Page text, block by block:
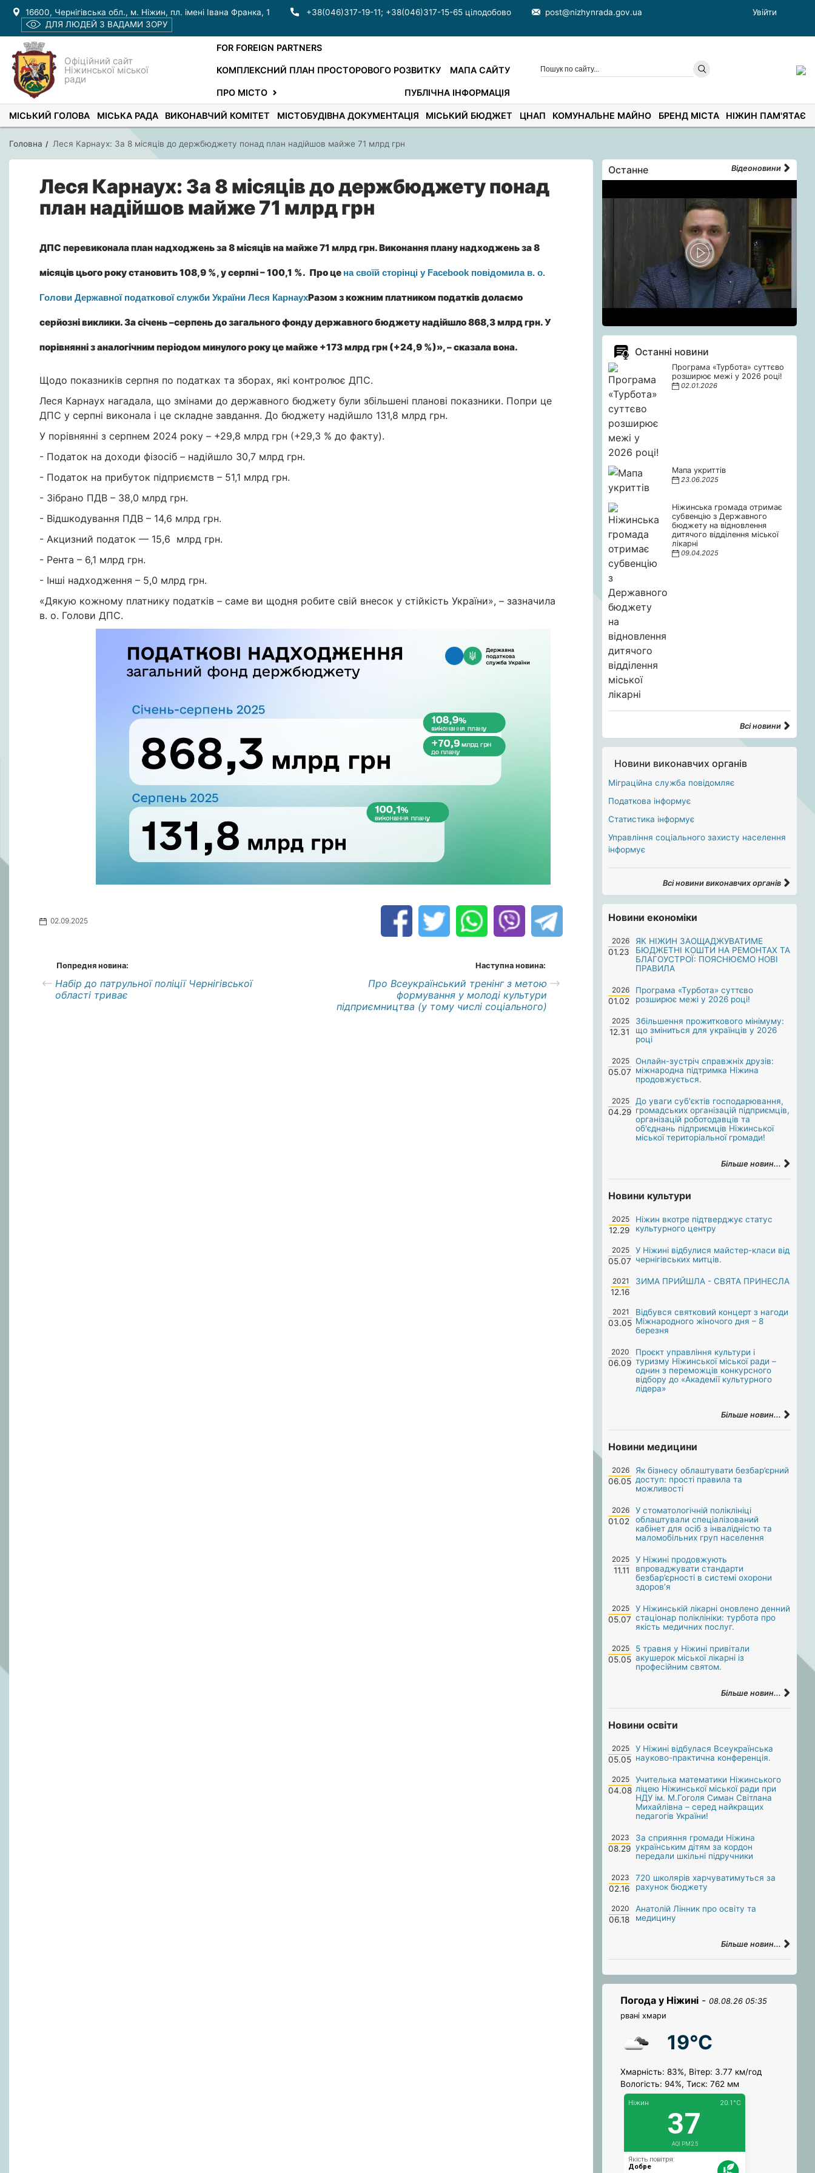
16600, Чернігівська обл., м. Ніжин, пл. імені Івана Франка, 1 +38(046)317-19-11; +38(046)317-15-65 цілодобово post@nizhynrada.gov.ua
Увійти
ДЛЯ ЛЮДЕЙ З ВАДАМИ ЗОРУ
Офіційний сайт
Ніжинської міської
ради
FOR FOREIGN PARTNERS
КОМПЛЕКСНИЙ ПЛАН ПРОСТОРОВОГО РОЗВИТКУ МАПА САЙТУ
ПРО МІСТО ПУБЛІЧНА ІНФОРМАЦІЯ
МІСЬКИЙ ГОЛОВА МІСЬКА РАДА ВИКОНАВЧИЙ КОМІТЕТ МІСТОБУДІВНА ДОКУМЕНТАЦІЯ МІСЬКИЙ БЮДЖЕТ ЦНАП КОМУНАЛЬНЕ МАЙНО БРЕНД МІСТА НІЖИН ПАМ'ЯТАЄ
Головна Леся Карнаух: За 8 місяців до держбюджету понад план надійшов майже 71 млрд грн
Леся Карнаух: За 8 місяців до держбюджету понад
план надійшов майже 71 млрд грн
ДПС перевиконала план надходжень за 8 місяців на майже 71 млрд грн. Виконання плану надходжень за 8
місяців цього року становить 108,9 %, у серпні – 100,1 %. Про це на своїй сторінці у Facebook повідомила в. о.
Голови Державної податкової служби України Леся КарнаухРазом з кожним платником податків долаємо
серйозні виклики. За січень –серпень до загального фонду державного бюджету надійшло 868,3 млрд грн. У
порівнянні з аналогічним періодом минулого року це майже +173 млрд грн (+24,9 %)», – сказала вона.
Щодо показників серпня по податках та зборах, які контролює ДПС.
Леся Карнаух нагадала, що змінами до державного бюджету були збільшені планові показники. Попри це
ДПС у серпні виконала і це складне завдання. До бюджету надійшло 131,8 млрд грн.
У порівнянні з серпнем 2024 року – +29,8 млрд грн (+29,3 % до факту).
- Податок на доходи фізосіб – надійшло 30,7 млрд грн.
- Податок на прибуток підприємств – 51,1 млрд грн.
- Зібрано ПДВ – 38,0 млрд грн.
- Відшкодування ПДВ – 14,6 млрд грн.
- Акцизний податок — 15,6 млрд грн.
- Рента – 6,1 млрд грн.
- Інші надходження – 5,0 млрд грн.
«Дякую кожному платнику податків – саме ви щодня робите свій внесок у стійкість України», – зазначила
в. о. Голови ДПС.
02.09.2025
Попредня новина:
Набір до патрульної поліції Чернігівської
області триває
Наступна новина:
Про Всеукраїнський тренінг з метою
формування у молоді культури
підприємництва (у тому числі соціального)
Останне Відеоновини
Останні новини
Програма «Турбота» суттєво
розширює межі у 2026 році!
02.01.2026
Мапа укриттів
23.06.2025
Ніжинська громада отримає
субвенцію з Державного
бюджету на відновлення
дитячого відділення міської
лікарні
09.04.2025
Всі новини
Новини виконавчих органів
Міграційна служба повідомляє
Податкова інформує
Статистика інформує
Управління соціального захисту населення
інформує
Всі новини виконавчих органів
Новини економіки
2026
01.23
ЯК НІЖИН ЗАОЩАДЖУВАТИМЕ
БЮДЖЕТНІ КОШТИ НА РЕМОНТАХ ТА
БЛАГОУСТРОЇ: ПОЯСНЮЄМО НОВІ
ПРАВИЛА
2026
01.02
Програма «Турбота» суттєво
розширює межі у 2026 році!
2025
12.31
Збільшення прожиткового мінімуму:
що зміниться для українців у 2026
році
2025
05.07
Онлайн-зустріч справжніх друзів:
міжнародна підтримка Ніжина
продовжується.
2025
04.29
До уваги суб'єктів господарювання,
громадських організацій підприємців,
організацій роботодавців та
об'єднань підприємців Ніжинської
міської територіальної громади!
Більше новин...
Новини культури
2025
12.29
Ніжин вкотре підтверджує статус
культурного центру
2025
05.07
У Ніжині відбулися майстер-класи від
чернігівських митців.
2021
12.16
ЗИМА ПРИЙШЛА - СВЯТА ПРИНЕСЛА
2021
03.05
Відбувся святковий концерт з нагоди
Міжнародного жіночого дня – 8
березня
2020
06.09
Проєкт управління культури і
туризму Ніжинської міської ради –
однин з переможців конкурсного
відбору до «Академії культурного
лідера»
Більше новин...
Новини медицини
2026
06.05
Як бізнесу облаштувати безбар’єрний
доступ: прості правила та
можливості
2026
01.02
У стоматологічній поліклініці
облаштували спеціалізований
кабінет для осіб з інвалідністю та
маломобільних груп населення
2025
11.11
У Ніжині продовжують
впроваджувати стандарти
безбар’єрності в системі охорони
здоров’я
2025
05.07
У Ніжинській лікарні оновлено денний
стаціонар поліклініки: турбота про
якість медичних послуг.
2025
05.05
5 травня у Ніжині привітали
акушерок міської лікарні із
професійним святом.
Більше новин...
Новини освіти
2025
05.05
У Ніжині відбулася Всеукраїнська
науково-практична конференція.
2025
04.08
Учителька математики Ніжинського
ліцею Ніжинської міської ради при
НДУ ім. М.Гоголя Симан Світлана
Михайлівна – серед найкращих
педагогів України!
2023
08.29
За сприяння громади Ніжина
українським дітям за кордон
передали шкільні підручники
2023
02.16
720 школярів харчуватимуться за
рахунок бюджету
2020
06.18
Анатолій Лінник про освіту та
медицину
Більше новин...
Погода у Ніжині - 08.08.26 05:35
рвані хмари
19°C
Хмарність: 83%, Вітер: 3.77 км/год
Вологість: 94%, Тиск: 762 мм